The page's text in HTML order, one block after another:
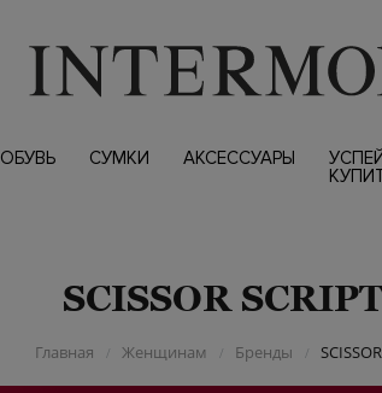
ОБУВЬ СУМКИ АКСЕССУАРЫ
SCISSOR
Главная / Женщинам / Бренды /